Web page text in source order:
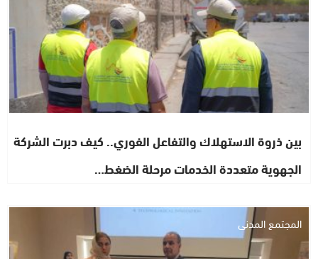
بين ذروة الاستهلاك والتفاعل الفوري.. كيف دبرت الشركة
الجهوية متعددة الخدمات مرحلة الضغط…
المجتمع المدني